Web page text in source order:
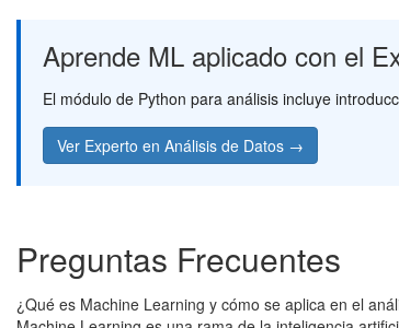
Aprende ML aplicado con el
El módulo de Python para análisis incluye
Ver Experto en Análisis de Datos →
Preguntas Frecuentes
¿Qué es Machine Learning y cómo se aplica en el